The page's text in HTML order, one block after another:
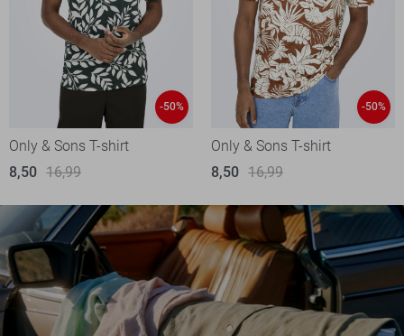
-50%
Only & Sons T-shirt
8,50 16,99
-50%
Only & Sons T-shirt
8,50 16,99